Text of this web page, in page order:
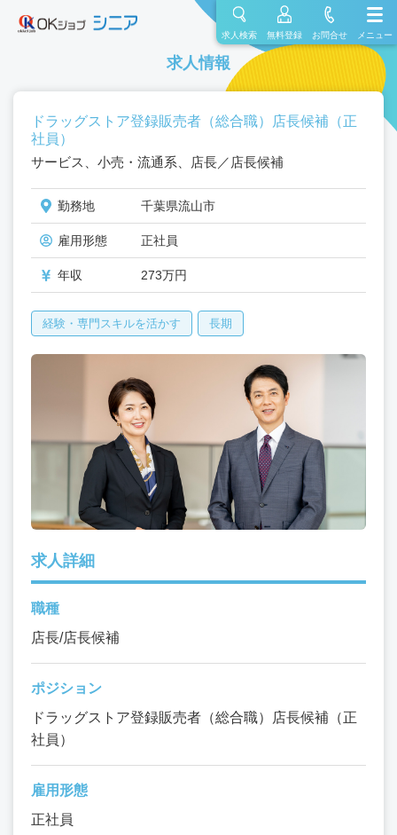
求人検索 無料登録 お問合せ メニュー
求人情報
ドラッグストア登録販売者（総合職）店長候補（正
社員）
サービス、小売・流通系、店長／店長候補
勤務地 千葉県流山市
雇用形態 正社員
年収 273万円
経験・専門スキルを活かす 長期
求人詳細
職種
店長/店長候補
ポジション
ドラッグストア登録販売者（総合職）店長候補（正
社員）
雇用形態
正社員